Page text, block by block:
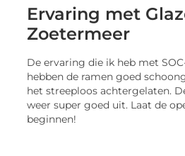
Ervaring met
Zoetermeer
De ervaring die ik heb met
hebben de ramen goed
het streeploos achtergelaten.
weer super goed uit. Laat de
beginnen!